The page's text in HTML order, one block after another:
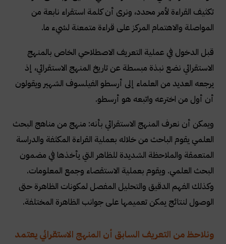
تكثيف القراءة لأمر محدد، ونرى أن كلمة استقراء نابعة من
المواصلة والاهتمام المركز على قراءة متمعنة لشيء ما.
قبل الدخول في عملية التعريف الاصطلاحي الخاص بالمنهج
الاستقرائي نضع نبذة مبسطة عن تاريخ المنهج الاستقرائي، إذ
يرجعه العديد من العلماء إلى أرسطو الفيلسوف الشهير ويقولون
أن أول من اخترعه واتبعه هو أرسطو.
ويمكن أن نعرف المنهج الاستقرائي بأنه: منهج من مناهج البحث
العلمي يقوم الباحث من خلاله بعملية القراءة المكثفة والدراسة
المتعمقة والملاحظة الشديدة للظاهر التي يأخذها في مضمون
البحث العلمي. ويقوم بعملية الاستقصاء وجمع المعلومات.
وكذلك الفهم الدقيق والتحليل المفصل لمكونات الظاهرة حتى
الوصول لنتائج يمكن تعميمها على جوانب الظاهرة المختلفة.
ونلاحظ من التعريف السابق أن المنهج الاستقرائي يعتمد